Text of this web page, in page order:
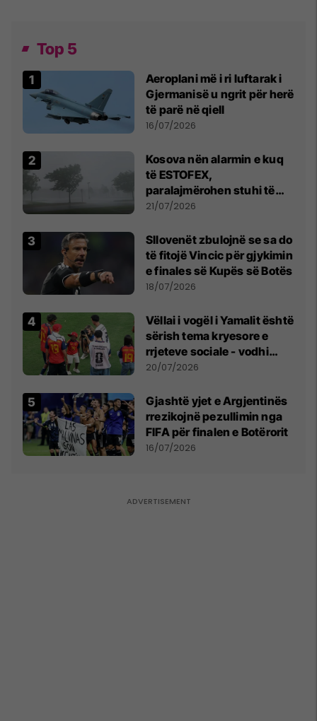
Top 5
Aeroplani më i ri luftarak i
Gjermanisë u ngrit për herë
të parë në qiell
16/07/2026
Kosova nën alarmin e kuq
të ESTOFEX,
paralajmërohen stuhi të
fuqishme me breshër dhe
21/07/2026
Sllovenët zbulojnë se sa do
të fitojë Vincic për gjykimin
e finales së Kupës së Botës
18/07/2026
Vëllai i vogël i Yamalit është
sërish tema kryesore e
rrjeteve sociale - vodhi
vëmendjen pas finales së
20/07/2026
Gjashtë yjet e Argjentinës
rrezikojnë pezullimin nga
FIFA për finalen e Botërorit
16/07/2026